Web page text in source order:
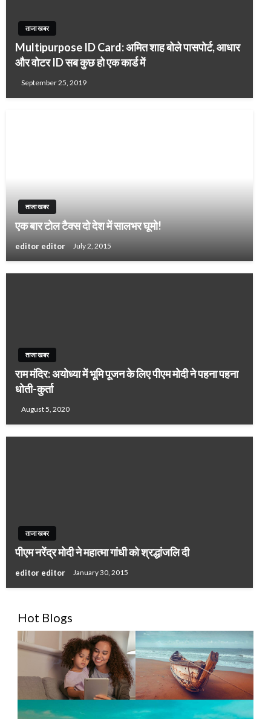
ताजा खबर
Multipurpose ID Card: अमित शाह बोले पासपोर्ट, आधार
और वोटर ID सब कुछ हो एक कार्ड में
September 25, 2019
ताजा खबर
एक बार टोल टैक्स दो देश में सालभर घूमो!
editor editor July 2, 2015
ताजा खबर
राम मंदिर: अयोध्या में भूमि पूजन के लिए पीएम मोदी ने पहना पहना
धोती-कुर्ता
August 5, 2020
ताजा खबर
पीएम नरेंद्र मोदी ने महात्मा गांधी को श्रद्धांजलि दी
editor editor January 30, 2015
Hot Blogs